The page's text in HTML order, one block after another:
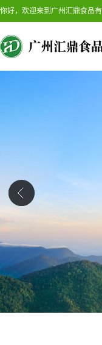
你好，欢迎来到广州汇鼎食品有